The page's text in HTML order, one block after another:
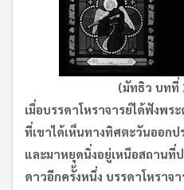
(มัทธิว บทที่
เมื่อบรรดาโหราจารย์ได้ฟังพร
ที่เขาได้เห็นทางทิศตะวันออก
และมาหยุดนิ่งอยู่เหนือสถานที่
ดาวอีกครั้งหนึ่ง บรรดาโหราจ